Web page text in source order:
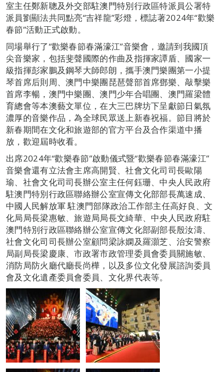
室主任鄭新聰及外交部駐澳門特別行政區特派員公署特
派員劉顯法共同點亮“吉祥龍”彩燈，標誌著2024年“歡樂
春節”活動正式啟動。
同場舉行了“歡樂春節春滿濠江”音樂會，邀請到我國頂
尖音樂家，包括斐聲國際的作曲及指揮家譚盾、國家一
級指揮彭家鵬及鋼琴大師郎朗，攜手澳門樂團第一小提
琴首席后則周、澳門中樂團琵琶聲部首席鄧樂、敲擊樂
首席李暢，澳門中樂團、澳門少年合唱團、澳門羅梁體
育總會等本澳藝文單位，在大三巴牌坊下呈獻節日氣氛
濃厚的音樂作品，為全球民眾送上新春祝福。節目將於
新春期間在文化和旅遊部的官方平台及合作渠道中播
放，歡迎屆時收看。
出席2024年“歡樂春節”啟動儀式暨“歡樂春節春滿濠江”
音樂會還有立法會主席高開賢、社會文化司司長歐陽
瑜、社會文化司司長辦公室主任何鈺珊、中央人民政府
駐澳門特別行政區聯絡辦公室宣傳文化部部長萬速成、
中國人民解放軍 駐澳門部隊政治工作部主任高好良、文
化局局長梁惠敏、旅遊局局長文綺華、中央人民政府駐
澳門特別行政區聯絡辦公室宣傳文化部副部長殷汝濤、
社會文化司司長辦公室顧問梁詠嫻及羅灝芝、治安警察
局副局長梁慶康、市政署市政管理委員會委員關施敏、
消防局防火廳代廳長尚樺，以及多位文化發展諮詢委員
會及文化遺產委員會委員、文化界代表等。